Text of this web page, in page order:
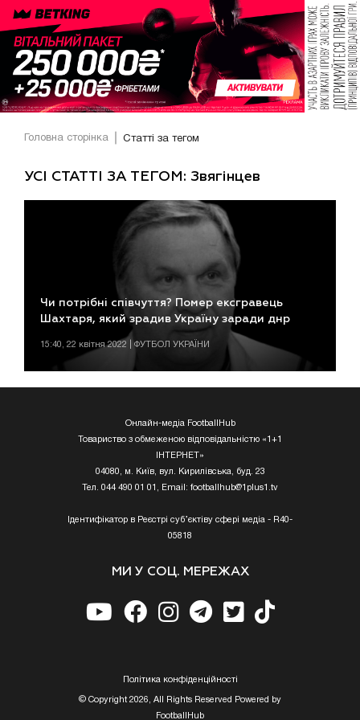
Головна сторінка Статті за тегом
УСІ СТАТТІ ЗА ТЕГОМ: Звягінцев
Чи потрібні співчуття? Помер ексгравець
Шахтаря, який зрадив Україну заради днр
15:40, 22 квітня 2022 | ФУТБОЛ УКРАЇНИ
Онлайн-медіа FootballHub
Товариство з обмеженою відповідальністю «1+1
ІНТЕРНЕТ»
04080, м. Київ, вул. Кирилівська, буд. 23
Тел. 044 490 01 01, Email: footballhub@1plus1.tv
Ідентифікатор в Реєстрі суб’єктіву сфері медіа - R40-
05818
МИ У СОЦ. МЕРЕЖАХ
Полiтика конфiденцiйностi
© Copyright 2026, All Rights Reserved Powered by
FootballHub